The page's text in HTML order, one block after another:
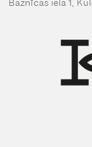
Baznīcas iela 1,